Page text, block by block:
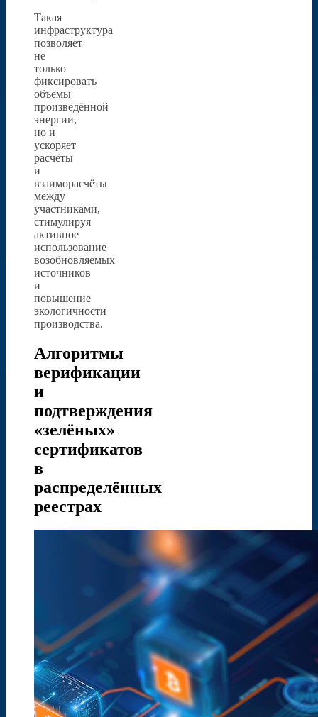
Такая
инфраструктура
позволяет
не
только
фиксировать
объёмы
произведённой
энергии,
но и
ускоряет
расчёты
и
взаиморасчёты
между
участниками,
стимулируя
активное
использование
возобновляемых
источников
и
повышение
экологичности
производства.
Алгоритмы
верификации
и
подтверждения
«зелёных»
сертификатов
в
распределённых
реестрах